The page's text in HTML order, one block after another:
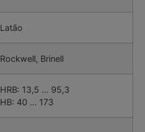
Latão
Rockwell, Brinell
HRB: 13,5 … 95,3
HB: 40 … 173